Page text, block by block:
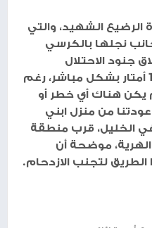
الرضيع الشهيد، والتي
نجلها بالكرسي
جنود الاحتلال
الرصاص علينا من مسافة 10 أمتار بشكل مباشر، رغم
يكن هناك أي خطر أو
عودتنا من منزل ابني
الخليل، قرب منطقة
في واد الهرية، موضحة أن
لتجنب الازدحام.